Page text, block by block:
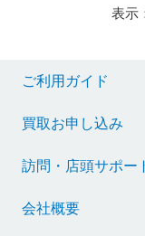
表示
ご利用ガイド
買取お申し込み
訪問・店頭サポー
会社概要